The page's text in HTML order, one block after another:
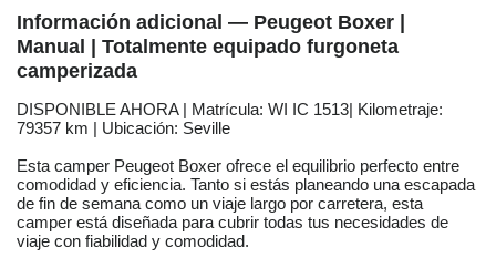
Información adicional — Peugeot Boxer |
Manual | Totalmente equipado furgoneta
camperizada
DISPONIBLE AHORA | Matrícula: WI IC 1513| Kilometraje:
79357 km | Ubicación: Seville
Esta camper Peugeot Boxer ofrece el equilibrio perfecto entre
comodidad y eficiencia. Tanto si estás planeando una escapada
de fin de semana como un viaje largo por carretera, esta
camper está diseñada para cubrir todas tus necesidades de
viaje con fiabilidad y comodidad.